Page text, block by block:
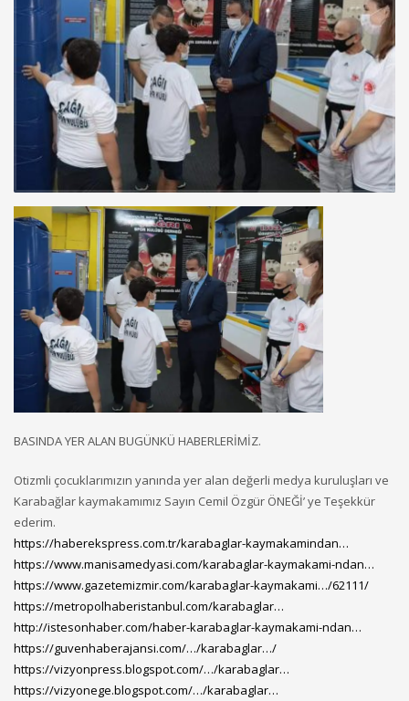
BASINDA YER ALAN BUGÜNKÜ HABERLERİMİZ.
Otizmli çocuklarımızın yanında yer alan değerli medya kuruluşları ve
Karabağlar kaymakamımız Sayın Cemil Özgür ÖNEĞİ’ ye Teşekkür
ederim.
https://haberekspress.com.tr/karabaglar-kaymakamindan…
https://www.manisamedyasi.com/karabaglar-kaymakami-ndan…
https://www.gazetemizmir.com/karabaglar-kaymakami…/62111/
https://metropolhaberistanbul.com/karabaglar…
http://istesonhaber.com/haber-karabaglar-kaymakami-ndan…
https://guvenhaberajansi.com/…/karabaglar…/
https://vizyonpress.blogspot.com/…/karabaglar…
https://vizyonege.blogspot.com/…/karabaglar…